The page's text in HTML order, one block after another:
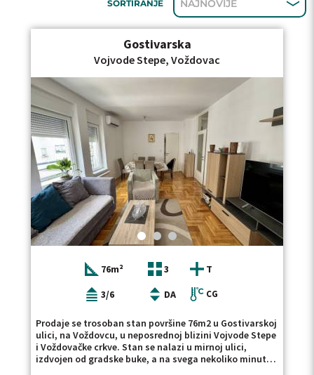
NOVO U IZGRADNJI
RENOVIRANO
UKNJIŽENO
NOVOGRADNJA
LUKS
USELJIVO
SALONSKI
DUPLEKS
GARAŽA
PARKING
LIFT
SORTIRANJE NAJNOVIJE
Gostivarska
Vojvode Stepe, Voždovac
76m² 3
T
3/6
DA CG
Prodaje se trosoban stan površine 76m2 u Gostivarskoj
ulici, na Voždovcu, u neposrednoj blizini Vojvode Stepe
i Voždovačke crkve. Stan se nalazi u mirnoj ulici,
izdvojen od gradske buke, a na svega nekoliko minuta